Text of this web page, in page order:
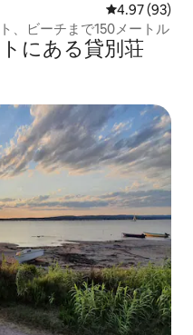
レビュー93
4.97 (93)
、ビーチまで150メートル
にある貸別荘